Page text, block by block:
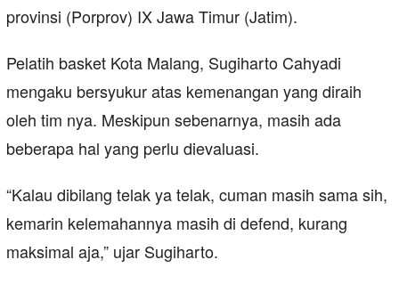
provinsi (Porprov) IX Jawa Timur (Jatim).
Pelatih basket Kota Malang, Sugiharto Cahyadi
mengaku bersyukur atas kemenangan yang diraih
oleh tim nya. Meskipun sebenarnya, masih ada
beberapa hal yang perlu dievaluasi.
“Kalau dibilang telak ya telak, cuman masih sama sih,
kemarin kelemahannya masih di defend, kurang
maksimal aja,” ujar Sugiharto.